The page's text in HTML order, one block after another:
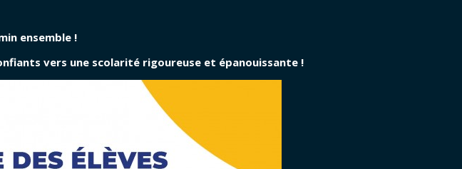
ensemble !
vers une scolarité rigoureuse et épanouissante !